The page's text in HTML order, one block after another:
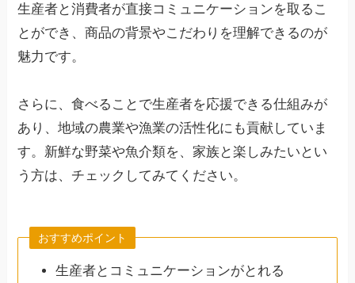
生産者と消費者が直接コミュニケーションを取るこ
とができ、商品の背景やこだわりを理解できるのが
魅力です。
さらに、食べることで生産者を応援できる仕組みが
あり、地域の農業や漁業の活性化にも貢献していま
す。新鮮な野菜や魚介類を、家族と楽しみたいとい
う方は、チェックしてみてください。
おすすめポイント
生産者とコミュニケーションがとれる